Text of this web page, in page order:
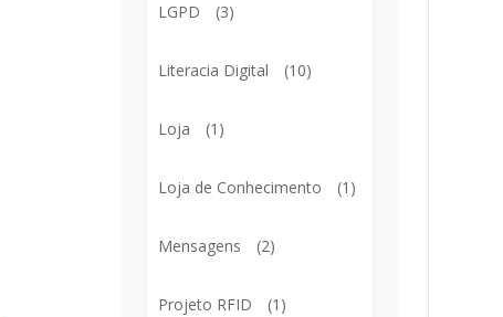
LGPD (3)
Literacia Digital (10)
Loja (1)
Loja de Conhecimento (1)
Mensagens (2)
Projeto RFID (1)